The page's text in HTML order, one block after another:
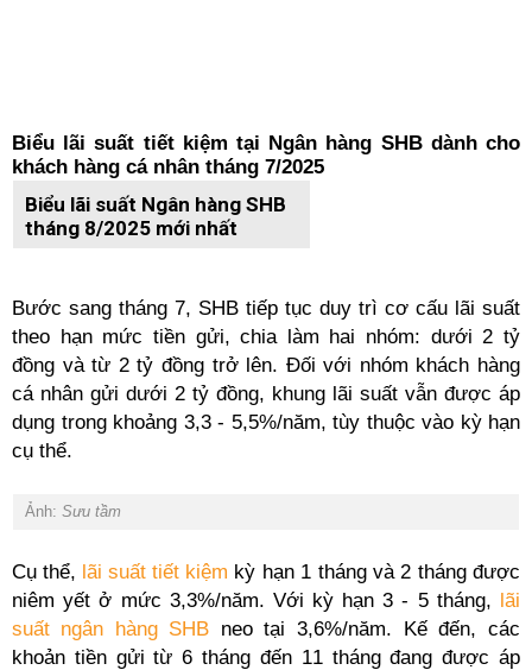
Biểu lãi suất tiết kiệm tại Ngân hàng SHB dành cho
khách hàng cá nhân tháng 7/2025
Biểu lãi suất Ngân hàng SHB
tháng 8/2025 mới nhất
Bước sang tháng 7, SHB tiếp tục duy trì cơ cấu lãi suất
theo hạn mức tiền gửi, chia làm hai nhóm: dưới 2 tỷ
đồng và từ 2 tỷ đồng trở lên. Đối với nhóm khách hàng
cá nhân gửi dưới 2 tỷ đồng, khung lãi suất vẫn được áp
dụng trong khoảng 3,3 - 5,5%/năm, tùy thuộc vào kỳ hạn
cụ thể.
Ảnh: Sưu tầm
Cụ thể, lãi suất tiết kiệm kỳ hạn 1 tháng và 2 tháng được
niêm yết ở mức 3,3%/năm. Với kỳ hạn 3 - 5 tháng, lãi
suất ngân hàng SHB neo tại 3,6%/năm. Kế đến, các
khoản tiền gửi từ 6 tháng đến 11 tháng đang được áp